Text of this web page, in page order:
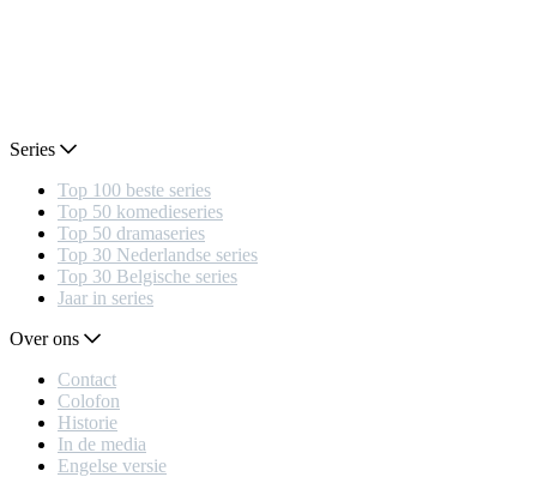
Series
Top 100 beste series
Top 50 komedieseries
Top 50 dramaseries
Top 30 Nederlandse series
Top 30 Belgische series
Jaar in series
Over ons
Contact
Colofon
Historie
In de media
Engelse versie